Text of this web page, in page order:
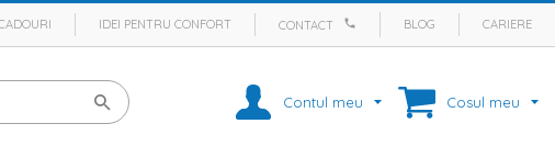
IDEI PENTRU CONFORT CONTACT BLOG CARIERE
Contul meu Cosul meu